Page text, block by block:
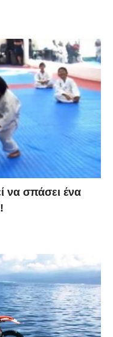
να σπάσει ένα